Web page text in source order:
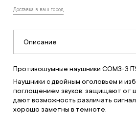
Доставка в ваш город
Описание
Противошумные наушники СОМЗ-3
Наушники с двойным оголовьем и
поглощением звуков: защищают от
дают возможность различать
хорошо заметны в темноте.